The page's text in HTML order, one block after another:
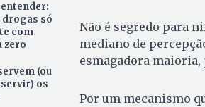
só
com
zero
(ou
os
Não é segredo para
mediano de
esmagadora
Por um mecanismo